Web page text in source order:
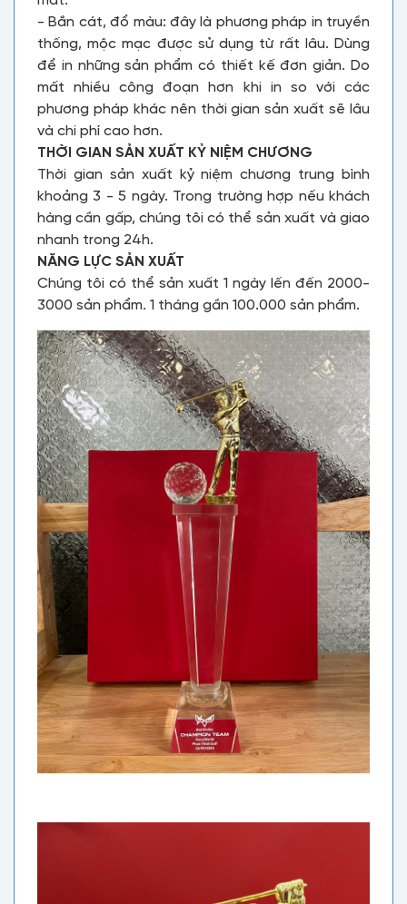
- Bắn cát, đổ màu: đây là phương pháp in truyền
thống, mộc mạc được sử dụng từ rất lâu. Dùng
để in những sản phẩm có thiết kế đơn giản. Do
mất nhiều công đoạn hơn khi in so với các
phương pháp khác nên thời gian sản xuất sẽ lâu
và chi phí cao hơn.
THỜI GIAN SẢN XUẤT KỶ NIỆM CHƯƠNG
Thời gian sản xuất kỷ niệm chương trung bình
khoảng 3 - 5 ngày. Trong trường hợp nếu khách
hàng cần gấp, chúng tôi có thể sản xuất và giao
nhanh trong 24h.
NĂNG LỰC SẢN XUẤT
Chúng tôi có thể sản xuất 1 ngày lến đến 2000-
3000 sản phẩm. 1 tháng gần 100.000 sản phẩm.